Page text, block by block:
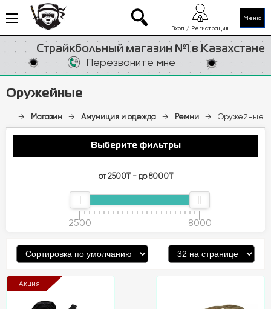
Меню
Страйкбольный магазин №1 в Казахстане
Вход / Регистрация
Перезвоните мне
Оружейные
→ Магазин → Амуниция и одежда → Ремни → Оружейные
Выберите фильтры
от 2500₸ - до 8000₸
2500 8000
Акция